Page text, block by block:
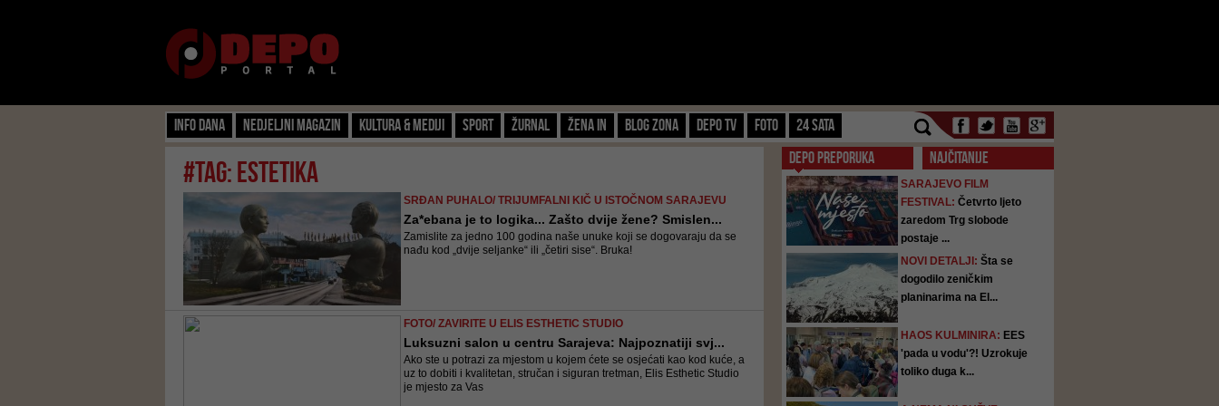
Info dana Nedjeljni magazin Kultura & Mediji Sport Žurnal Žena IN Blog zona Depo TV FOTO 24 SATA
#tag: estetika
SRĐAN PUHALO/ TRIJUMFALNI KIČ U ISTOČNOM SARAJEVU
Za*ebana je to logika... Zašto dvije žene? Smislen...
Zamislite za jedno 100 godina naše unuke koji se dogovaraju da se
nađu kod „dvije seljanke“ ili „četiri sise“. Bruka!
FOTO/ ZAVIRITE U ELIS ESTHETIC STUDIO
Luksuzni salon u centru Sarajeva: Najpoznatiji svj...
Ako ste u potrazi za mjestom u kojem ćete se osjećati kao kod kuće, a
uz to dobiti i kvalitetan, stručan i siguran tretman, Elis Esthetic Studio
je mjesto za Vas
DEPO PREPORUKA NAJČITANIJE
SARAJEVO FILM
FESTIVAL: Četvrto ljeto
zaredom Trg slobode
postaje ...
NOVI DETALJI: Šta se
dogodilo zeničkim
planinarima na El...
HAOS KULMINIRA: EES
'pada u vodu'?! Uzrokuje
toliko duga k...